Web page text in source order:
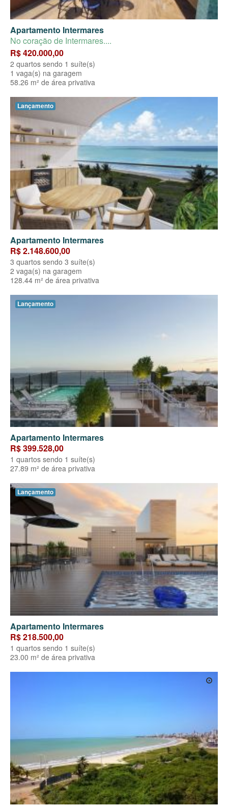
Apartamento Intermares
No coração de Intermares....
R$ 420.000,00
2 quartos sendo 1 suíte(s)
1 vaga(s) na garagem
58.26 m² de área privativa
Lançamento
Apartamento Intermares
R$ 2.148.600,00
3 quartos sendo 3 suíte(s)
2 vaga(s) na garagem
128.44 m² de área privativa
Lançamento
Apartamento Intermares
R$ 399.528,00
1 quartos sendo 1 suíte(s)
27.89 m² de área privativa
Lançamento
Apartamento Intermares
R$ 218.500,00
1 quartos sendo 1 suíte(s)
23.00 m² de área privativa